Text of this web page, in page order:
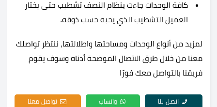
كافة الوحدات جاءت بنظام النصف تشطيب حتى يختار
العميل التشطيب الذي يحبه حسب ذوقه.
لمزيد من أنواع الوحدات ومساحتها واطلالتها، ننتظر تواصلك
معنا من خلال طرق الاتصال الموضحة أدناه وسوف يقوم
فريقنا بالتواصل معك فورًا
اتصل بنا واتساب تواصل معنا